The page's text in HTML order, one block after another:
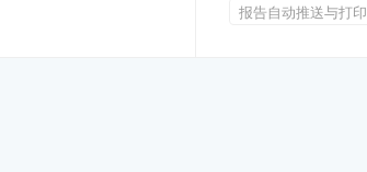
报告自动推送与打印